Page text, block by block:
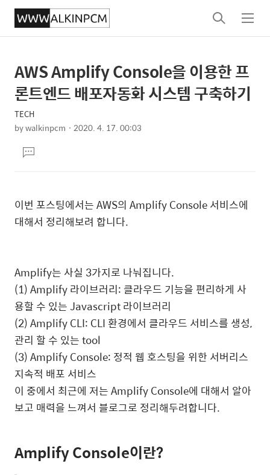
검
색
메
뉴
상
세
컨
텐
본
문
제
목
AWS Amplify Console을 이용한 프
론트엔드 배포자동화 시스템 구축하기
TECH
bywalkinpcm 2020. 4. 17. 00:03
문댓
글
이번 포스팅에서는 AWS의 Amplify Console 서비스에
대해서 정리해보려 합니다.
Amplify는 사실 3가지로 나눠집니다.
(1) Amplify 라이브러리: 클라우드 기능을 편리하게 사
용할 수 있는 Javascript 라이브러리
(2) Amplify CLI: CLI 환경에서 클라우드 서비스를 생성,
관리 할 수 있는 tool
(3) Amplify Console: 정적 웹 호스팅을 위한 서버리스
지속적 배포 서비스
이 중에서 최근에 저는 Amplify Console에 대해서 알아
보고 매력을 느껴서 블로그로 정리해두려합니다.
Amplify Console이란?